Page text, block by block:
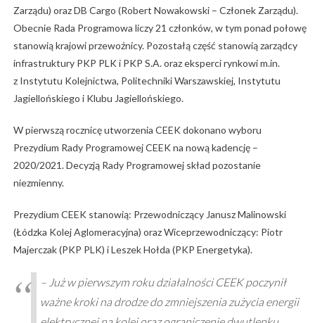
Zarządu) oraz DB Cargo (Robert Nowakowski – Członek Zarządu).
Obecnie Rada Programowa liczy 21 członków, w tym ponad połowę
stanowią krajowi przewoźnicy. Pozostałą część stanowią zarządcy
infrastruktury PKP PLK i PKP S.A. oraz eksperci rynkowi m.in.
z Instytutu Kolejnictwa, Politechniki Warszawskiej, Instytutu
Jagiellońskiego i Klubu Jagiellońskiego.
W pierwszą rocznicę utworzenia CEEK dokonano wyboru
Prezydium Rady Programowej CEEK na nową kadencję –
2020/2021. Decyzją Rady Programowej skład pozostanie
niezmienny.
Prezydium CEEK stanowią: Przewodniczący Janusz Malinowski
(Łódzka Kolej Aglomeracyjna) oraz Wiceprzewodniczący: Piotr
Majerczak (PKP PLK) i Leszek Hołda (PKP Energetyka).
– Już w pierwszym roku działalności CEEK poczynił
ważne kroki na drodze do zmniejszenia zużycia energii